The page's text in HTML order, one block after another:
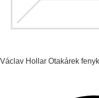
Václav Hollar Otakárek